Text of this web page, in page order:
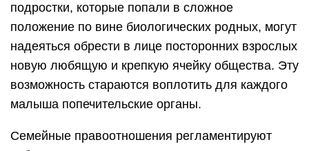
подростки, которые попали в сложное
положение по вине биологических родных, могут
надеяться обрести в лице посторонних взрослых
новую любящую и крепкую ячейку общества. Эту
возможность стараются воплотить для каждого
малыша попечительские органы.
Семейные правоотношения регламентируют